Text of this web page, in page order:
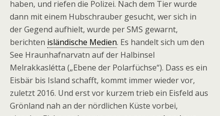
haben, und riefen die Polizei. Nach dem Tier wurde
dann mit einem Hubschrauber gesucht, wer sich in
der Gegend aufhielt, wurde per SMS gewarnt,
berichten isländische Medien. Es handelt sich um den
See Hraunhafnarvatn auf der Halbinsel
Melrakkaslétta („Ebene der Polarfüchse“). Dass es ein
Eisbär bis Island schafft, kommt immer wieder vor,
zuletzt 2016. Und erst vor kurzem trieb ein Eisfeld aus
Grönland nah an der nördlichen Küste vorbei,